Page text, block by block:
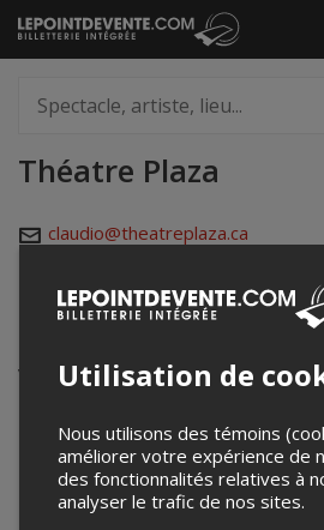
Passer
au
artiste,
lieu...
Théatre Plaza
claudio@theatreplaza.ca
Votre recherche n'a retourné aucun
Utilisation de
Nous utilisons des témoins
améliorer votre expérience de
des fonctionnalités relatives à
analyser le trafic de nos sites.